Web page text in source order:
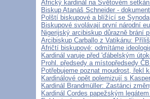
Africký kardinál na Světovém
Biskup Atanáš Schneider -
Polští biskupové a blížící se Synoda
Biskupové svolávají první národní
Nigerijský arcibiskup důrazně brání
Arcibiskup Carballo z Vatikánu:
Afričtí biskupové: odmítáme
Kardinál varuje před 'ďábelským
Prohl. předsedy a místopředsedy
Potřebujeme poznat moudrost, řekl
Kardinálové opět polemizují s
Kardinál Brandmüller: Zastánci
Kardinál Cordes papežským